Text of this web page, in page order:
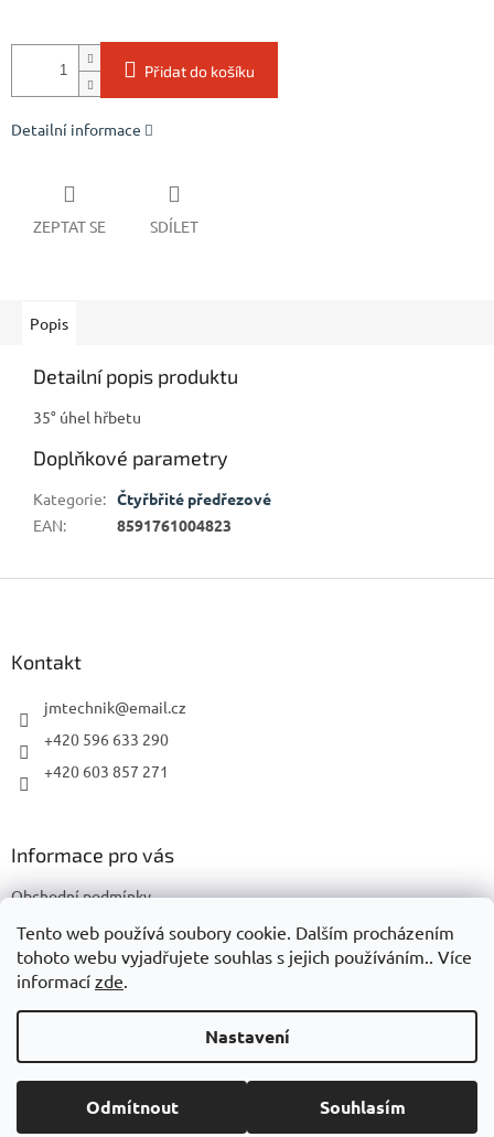
Tento web používá soubory cookie. Dalším procházením
tohoto webu vyjadřujete souhlas s jejich používáním.. Více
informací zde.
Nastavení
Odmítnout Souhlasím
Přidat do košíku
Detailní informace
ZEPTAT SE SDÍLET
Popis
Detailní popis produktu
35° úhel hřbetu
Doplňkové parametry
Kategorie: Čtyřbřité předřezové
EAN: 8591761004823
Kontakt
jmtechnik@email.cz
+420 596 633 290
+420 603 857 271
Informace pro vás
Obchodní podmínky
Podmínky ochrany osobních údajů
Copyright 2026JMTechnik. Všechna práva vyhrazena.Upravit